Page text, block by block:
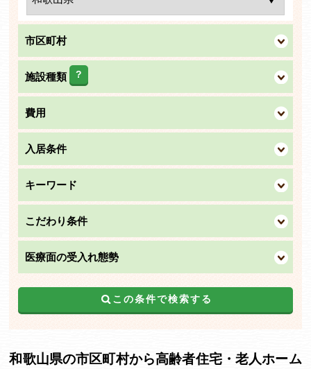
市区町村
施設種類 ?
費用
入居条件
キーワード
こだわり条件
医療面の受入れ態勢
この条件で検索する
和歌山県の市区町村から高齢者住宅・老人ホーム